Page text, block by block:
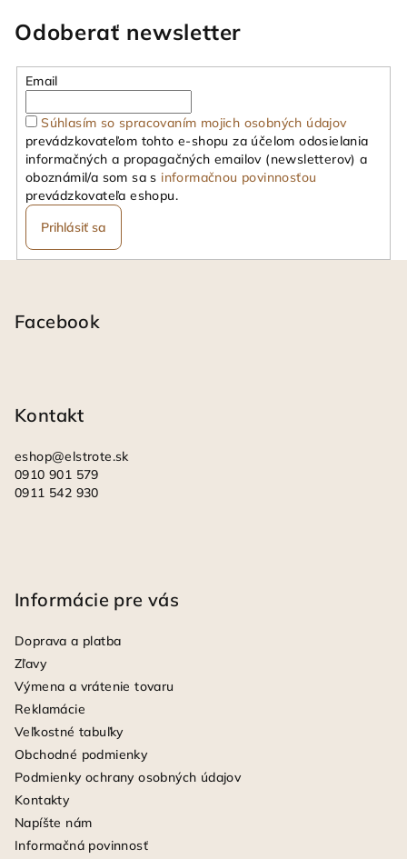
Odoberať newsletter
Email
Súhlasím so spracovaním mojich osobných údajov
prevádzkovateľom tohto e-shopu za účelom odosielania
informačných a propagačných emailov (newsletterov) a
oboznámil/a som sa s informačnou povinnosťou
prevádzkovateľa eshopu.
Prihlásiť sa
Facebook
Kontakt
eshop@elstrote.sk
0910 901 579
0911 542 930
Informácie pre vás
Doprava a platba
Zľavy
Výmena a vrátenie tovaru
Reklamácie
Veľkostné tabuľky
Obchodné podmienky
Podmienky ochrany osobných údajov
Kontakty
Napíšte nám
Informačná povinnosť